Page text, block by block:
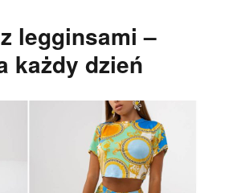
legginsami –
każdy dzień